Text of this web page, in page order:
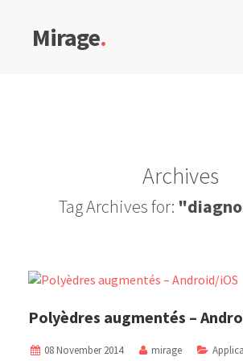
Mirage.
Archives
Tag Archives for:
Polyèdres augmentés –
08 November 2014 mirage